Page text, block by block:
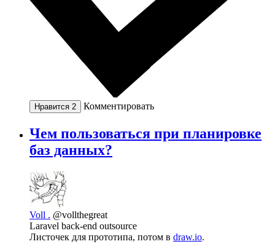
Нравится 2 Комментировать
Чем пользоваться при планировке
баз данных?
Voll . @vollthegreat
Laravel back-end outsource
Листочек для прототипа, потом в draw.io.